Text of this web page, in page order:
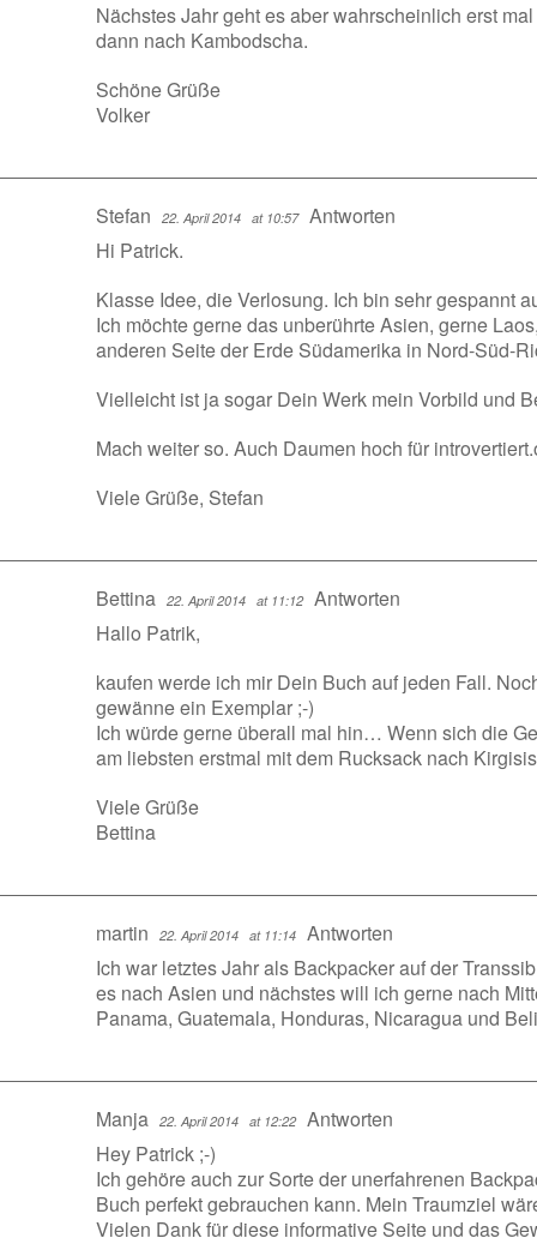
Nächstes Jahr geht es aber wahrscheinlich erst
dann nach Kambodscha.
Schöne Grüße
Volker
Stefan 22. April 2014 at 10:57 Antworten
Hi Patrick.
Klasse Idee, die Verlosung. Ich bin sehr gespannt
Ich möchte gerne das unberührte Asien, gerne
anderen Seite der Erde Südamerika in Nord-Süd-
Vielleicht ist ja sogar Dein Werk mein Vorbild und
Mach weiter so. Auch Daumen hoch für
Viele Grüße, Stefan
Bettina 22. April 2014 at 11:12 Antworten
Hallo Patrik,
kaufen werde ich mir Dein Buch auf jeden Fall.
gewänne ein Exemplar ;-)
Ich würde gerne überall mal hin… Wenn sich die
am liebsten erstmal mit dem Rucksack nach
Viele Grüße
Bettina
martin 22. April 2014 at 11:14 Antworten
Ich war letztes Jahr als Backpacker auf der
es nach Asien und nächstes will ich gerne nach
Panama, Guatemala, Honduras, Nicaragua und
Manja 22. April 2014 at 12:22 Antworten
Hey Patrick ;-)
Ich gehöre auch zur Sorte der unerfahrenen
Buch perfekt gebrauchen kann. Mein Traumziel
Vielen Dank für diese informative Seite und das